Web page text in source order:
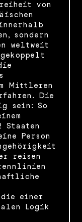
von
sondern
weltweit
Mittleren
Die
sein: So
Staaten
Person
reisen
die einer
Logik